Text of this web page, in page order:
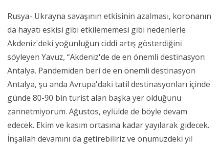
Rusya- Ukrayna savaşının etkisinin azalması, koronanın
da hayatı eskisi gibi etkilememesi gibi nedenlerle
Akdeniz'deki yoğunluğun ciddi artış gösterdiğini
söyleyen Yavuz, “Akdeniz'de de en önemli destinasyon
Antalya. Pandemiden beri de en önemli destinasyon
Antalya, şu anda Avrupa'daki tatil destinasyonları içinde
günde 80-90 bin turist alan başka yer olduğunu
zannetmiyorum. Ağustos, eylülde de böyle devam
edecek. Ekim ve kasım ortasına kadar yayılarak gidecek.
İnşallah devamını da getirebiliriz ve önümüzdeki yıl